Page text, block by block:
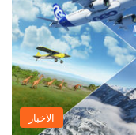
الاخبار